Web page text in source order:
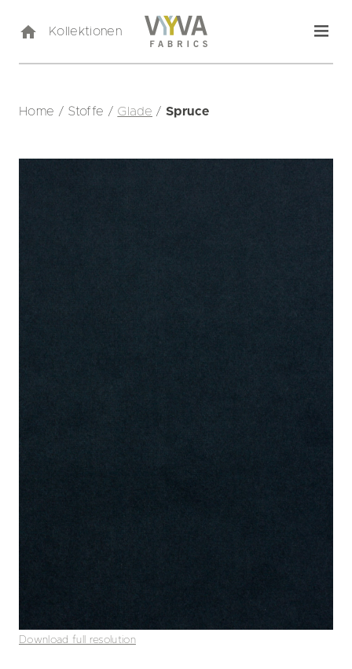
Kollektionen
Home / Stoffe / Glade / Spruce
Download full resolution